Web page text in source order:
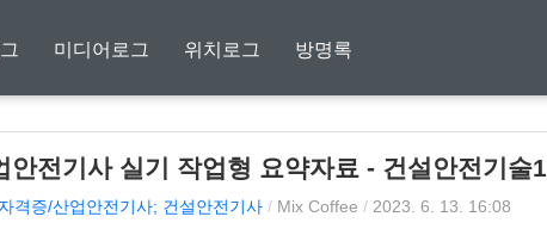
미디어로그 위치로그 방명록
안전기사 실기 작업형 요약자료 - 건설안전기술1
자격증/산업안전기사; 건설안전기사 / Mix Coffee / 2023. 6. 13. 16:08